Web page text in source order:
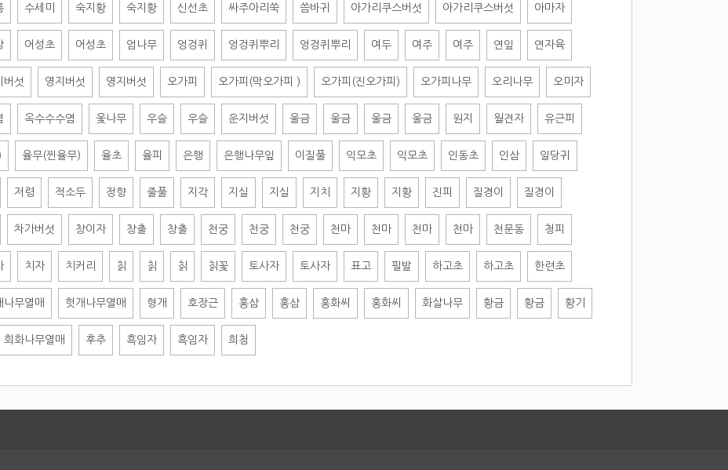
수세미 숙지황 숙지황 신선초 싸주아리쑥 씀바귀 아가리쿠스버섯 아가리쿠스버섯 아마자
어성초 어성초 엄나무 엉겅퀴 엉겅퀴뿌리 엉겅퀴뿌리 여두 여주 여주 연잎 연자육
버섯 영지버섯 영지버섯 오가피 오가피(막오가피 ) 오가피(진오가피) 오가피나무 오리나무 오미자
옥수수수염 옻나무 우슬 우슬 운지버섯 울금 울금 울금 울금 원지 월견자 유근피
율무(찐율무) 율초 율피 은행 은행나무잎 이질풀 익모초 익모초 인동초 인삼 일당귀
저령 적소두 정향 줄풀 지각 지실 지실 지치 지황 지황 진피 질경이 질경이
차가버섯 창이자 창출 창출 천궁 천궁 천궁 천마 천마 천마 천마 천문동 청피
치자 치커리 칡 칡 칡 칡꽃 토사자 토사자 표고 필발 하고초 하고초 한련초
나무열매 헛개나무열매 형개 호장근 홍삼 홍삼 홍화씨 홍화씨 화살나무 황금 황금 황기
회화나무열매 후추 흑임자 흑임자 희첨